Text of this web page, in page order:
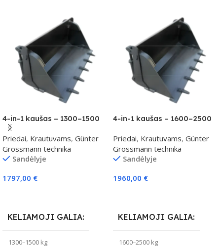
4-in-1 kaušas – 1300–1500
kg klasei
Priedai, Krautuvams, Günter
Grossmann technika
Sandėlyje
1797,00 €
KELIAMOJI GALIA
1300–1500 kg
4-in-1 kaušas – 1600–2500
Priedai, Krautuvams, Günter
Grossmann technika
Sandėlyje
1960,00 €
KELIAMOJI GALIA
1600–2500 kg